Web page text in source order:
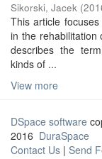
Sikorski, Jacek (
This article
in the rehabilitation
describes the
kinds of ...
View more
DSpace software
2016 DuraSpace
Contact Us | Send